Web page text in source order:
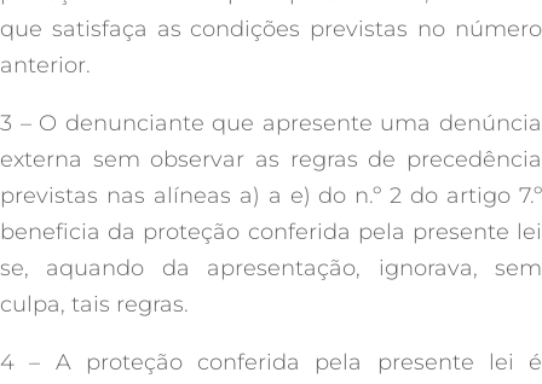
que satisfaça as condições previstas no número
anterior.
3 – O denunciante que apresente uma denúncia
externa sem observar as regras de precedência
previstas nas alíneas a) a e) do n.º 2 do artigo 7.º
beneficia da proteção conferida pela presente lei
se, aquando da apresentação, ignorava, sem
culpa, tais regras.
4 – A proteção conferida pela presente lei é